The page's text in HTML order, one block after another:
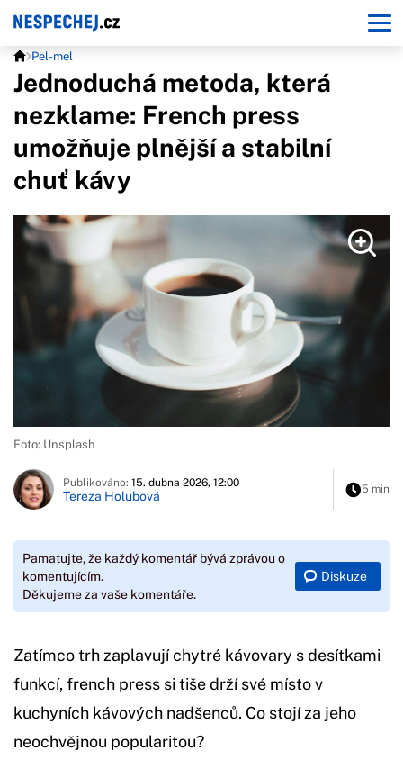
Pel-mel
Jednoduchá metoda, která
nezklame: French press
umožňuje plnější a stabilní
chuť kávy
Foto: Unsplash
Publikováno: 15. dubna 2026, 12:00
Tereza Holubová 5 min
Pamatujte, že každý komentář bývá zprávou o
komentujícím.
Děkujeme za vaše komentáře.
Diskuze
Zatímco trh zaplavují chytré kávovary s desítkami
funkcí, french press si tiše drží své místo v
kuchyních kávových nadšenců. Co stojí za jeho
neochvějnou popularitou?